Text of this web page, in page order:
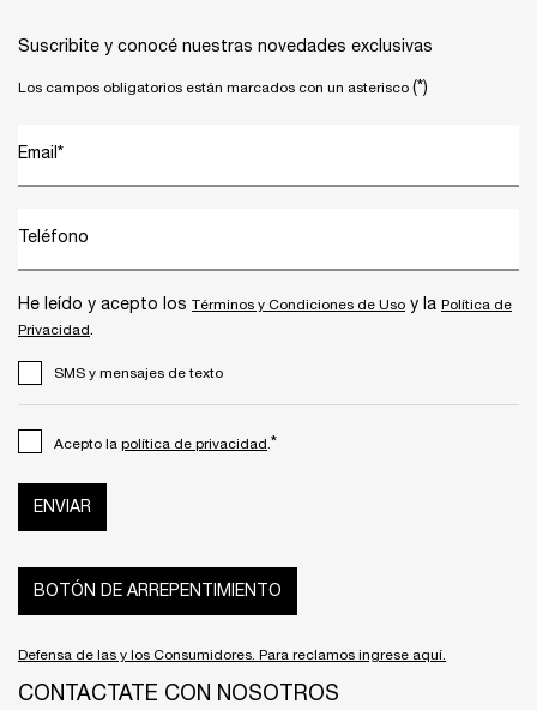
Suscribite y conocé nuestras novedades exclusivas
Los campos obligatorios están marcados con un asterisco (*)
Email *
Teléfono
He leído y acepto los Términos y Condiciones de Uso y la Política de
Privacidad.
SMS y mensajes de texto
Acepto la política de privacidad *
ENVIAR
BOTÓN DE ARREPENTIMIENTO
Defensa de las y los Consumidores. Para reclamos ingrese aquí.
CONTACTATE CON NOSOTROS